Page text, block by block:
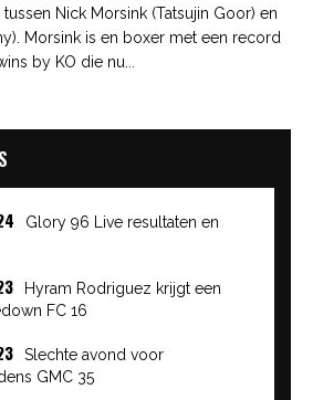
Nick Morsink (Tatsujin Goor) en
Morsink is en boxer met een record
by KO die nu...
Glory 96 Live resultaten en
Hyram Rodriguez krijgt een
FC 16
Slechte avond voor
GMC 35